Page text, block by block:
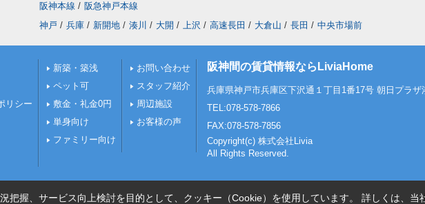
阪神本線 / 阪急神戸本線
神戸 / 兵庫 / 新開地 / 湊川 / 大開 / 上沢 / 高速長田 / 大倉山 / 長田 / 中央市場前
リシー
新築・築浅
ペット可
敷金・礼金0円
単身向け
ファミリー向け
お問い合わせ
スタッフ紹介
周辺施設
お客様の声
阪神間の賃貸情報ならLiviaHome
兵庫県神戸市兵庫区下沢通１丁目1番17号 朝日プラザ
TEL:078-578-7866
FAX:078-578-7856
Copyright(c) 株式会社Livia
All Rights Reserved.
把握、サービス向上検討を目的として、クッキー（Cookie）を使用しています。 詳しくは、当